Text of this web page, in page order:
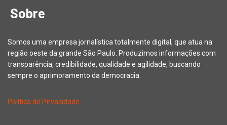
Sobre
Somos uma empresa jornalística totalmente digital, que atua na
região oeste da grande São Paulo. Produzimos informações com
transparência, credibilidade, qualidade e agilidade, buscando
sempre o aprimoramento da democracia.
Política de Privacidade